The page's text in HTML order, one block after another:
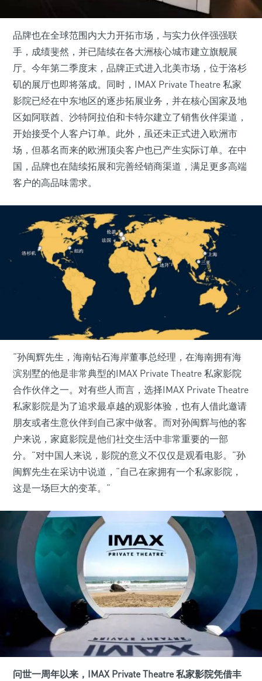
品牌也在全球范围内大力开拓市场，与实力伙伴强强联
手，成绩斐然，并已陆续在各大洲核心城市建立旗舰展
厅。今年第二季度末，品牌正式进入北美市场，位于洛杉
矶的展厅也即将落成。同时，IMAX Private Theatre 私家
影院已经在中东地区的逐步拓展业务，并在核心国家及地
区如阿联酋、沙特阿拉伯和卡特尔建立了销售伙伴渠道，
开始接受个人客户订单。此外，虽还未正式进入欧洲市
场，但慕名而来的欧洲顶尖客户也已产生实际订单。在中
国，品牌也在陆续拓展和完善经销商渠道，满足更多高端
客户的高品味需求。
“孙闽辉先生，海南钻石海岸董事总经理，在海南拥有海
滨别墅的他是非常典型的IMAX Private Theatre 私家影院
合作伙伴之一。对有些人而言，选择IMAX Private Theatre
私家影院是为了追求最卓越的观影体验，也有人借此邀请
朋友或者生意伙伴到自己家中做客。而对孙闽辉与他的客
户来说，家庭影院是他们社交生活中非常重要的一部
分。“对中国人来说，影院的意义不仅仅是观看电影。”孙
闽辉先生在采访中说道，“自己在家拥有一个私家影院，
这是一场巨大的变革。”
问世一周年以来，IMAX Private Theatre 私家影院凭借丰